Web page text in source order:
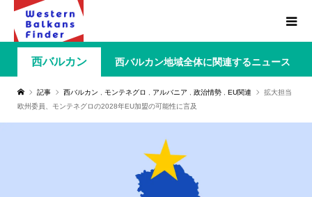
西バルカン 西バルカン地域全体に関連するニュース
記事 西バルカン モンテネグロ アルバニア 政治情勢 EU関連
拡大担当
欧州委員、モンテネグロの2028年EU加盟の可能性に言及